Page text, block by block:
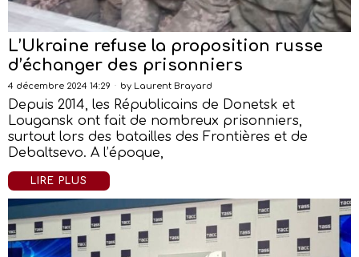
L’Ukraine refuse la proposition russe
d’échanger des prisonniers
4 décembre 2024 14:29 by Laurent Brayard
Depuis 2014, les Républicains de Donetsk et
Lougansk ont fait de nombreux prisonniers,
surtout lors des batailles des Frontières et de
Debaltsevo. A l’époque,
LIRE PLUS